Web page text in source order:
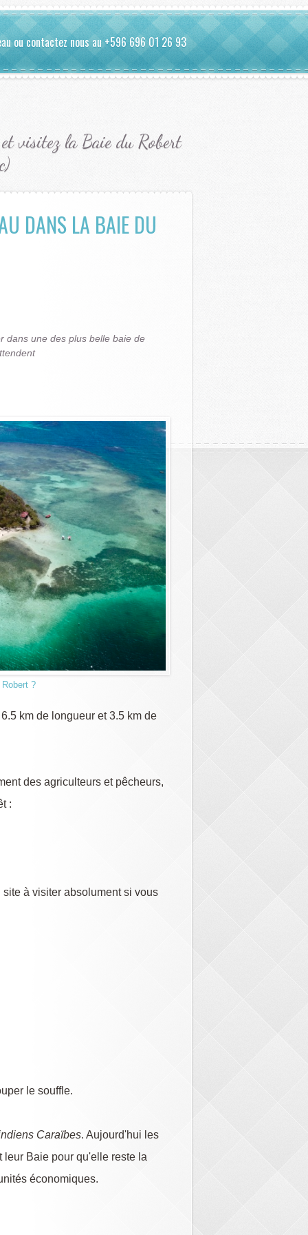
ou contactez nous au +596 696 01 26 93
visitez la Baie du Robert
DANS LA BAIE DU
dans une des plus belle baie de
?
km de longueur et 3.5 km de
des agriculteurs et pêcheurs,
:
à visiter absolument si vous
le souffle.
Caraïbes. Aujourd'hui les
leur Baie pour qu'elle reste la
économiques.